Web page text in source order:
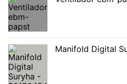
Manifold Digital